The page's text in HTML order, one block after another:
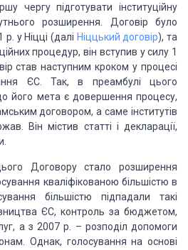
чергу підготувати інституційну
розширення. Договір було
р. у Ніцці (далі Ніццький договір), та
процедур, він вступив у силу 1
став наступним кроком у процесі
ЄС. Так, в преамбулі цього
його мета є довершення процесу,
договором, а саме інститутів
Він містив статті і декларації,
Договору стало розширення
кваліфікованою більшістю в
більшістю підпадали такі
ЄС, контроль за бюджетом,
а з 2007 р. – розподіл допомоги
Однак, голосування на основі